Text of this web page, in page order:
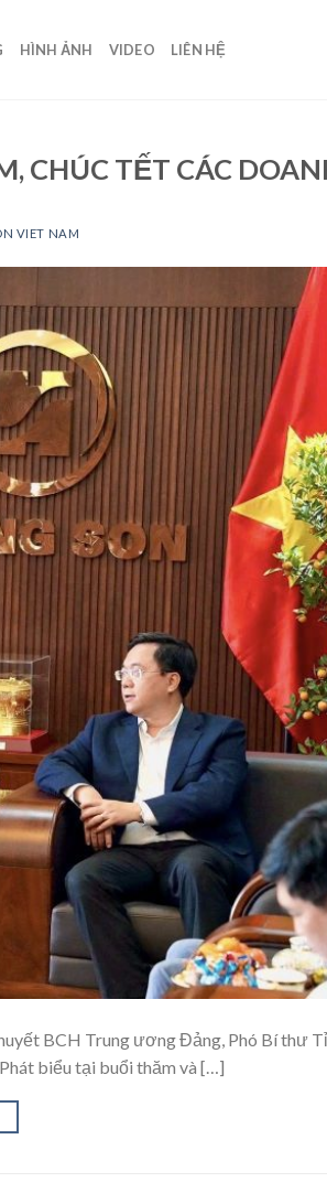
HÌNH ẢNH VIDEO LIÊN HỆ
CHÚC TẾT CÁC
VIET NAM
BCH Trung ương Đảng, Phó Bí thư
biểu tại buổi thăm và […]